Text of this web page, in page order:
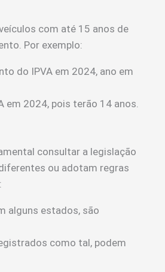
com até 15 anos de
Por exemplo:
do IPVA em 2024, ano em
em 2024, pois terão 14 anos.
consultar a legislação
ou adotam regras
alguns estados, são
como tal, podem